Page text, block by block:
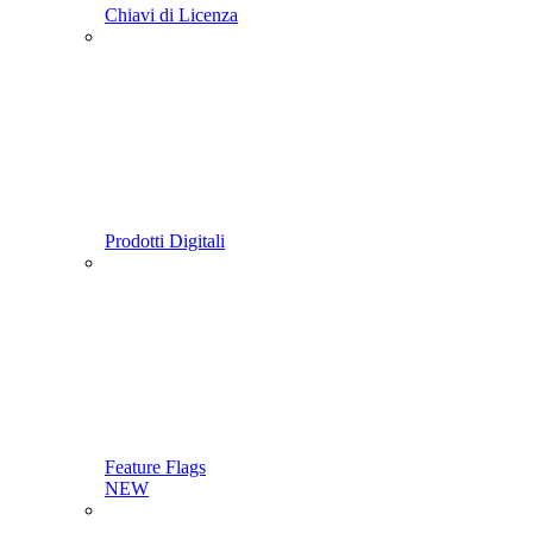
Chiavi di Licenza
Prodotti Digitali
Feature Flags
NEW